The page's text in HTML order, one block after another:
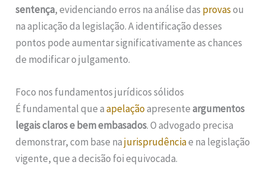
sentença, evidenciando erros na análise das provasou
na aplicação da legislação. A identificação desses
pontos pode aumentar significativamente as chances
de modificar o julgamento.
Foco nos fundamentos jurídicos sólidos
É fundamental que aapelaçãoapresenteargumentos
legais claros e bem embasados. O advogado precisa
demonstrar, com base najurisprudênciae na legislação
vigente, que a decisão foi equivocada.